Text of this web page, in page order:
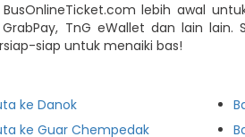
lebih awal
TnG eWallet dan lain
siap untuk menaiki bas!
ke Danok
ke Guar Chempedak